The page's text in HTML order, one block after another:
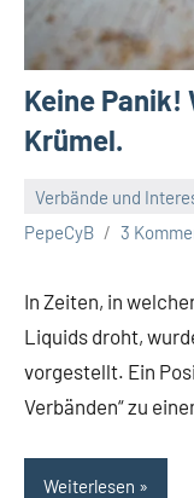
Keine Panik!
Krümel.
Verbände und
PepeCyB
3
In Zeiten, in
Liquids droht,
vorgestellt. Ein
Verbänden“ zu
Weiterlesen